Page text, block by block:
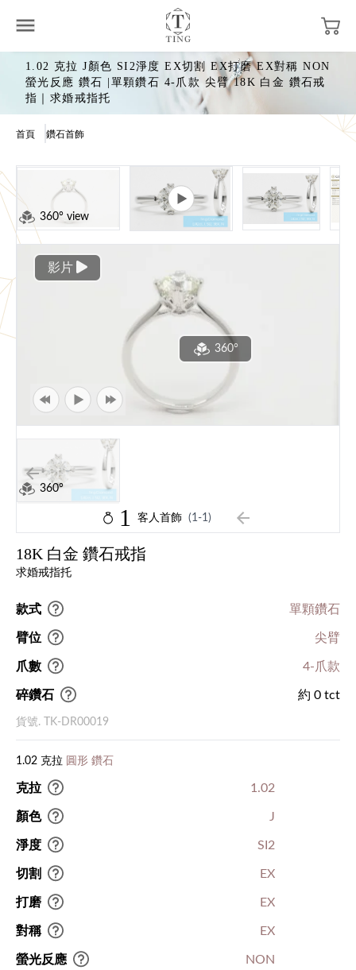
1.02 克拉 J顏色 SI2淨度 EX切割 EX打磨 EX對稱 NON
螢光反應 鑽石 |單顆鑽石 4-爪款 尖臂 18K 白金 鑽石戒
指｜求婚戒指托
首頁 鑽石首飾
360° view
影片
360°
360°
1 客人首飾 (1-1)
18K 白金 鑽石戒指
求婚戒指托
款式 單顆鑽石
臂位 尖臂
爪數 4-爪款
碎鑽石 約 0 tct
貨號. TK-DR00019
1.02 克拉 圓形 鑽石
克拉 1.02
顏色 J
淨度 SI2
切割 EX
打磨 EX
對稱 EX
螢光反應 NON